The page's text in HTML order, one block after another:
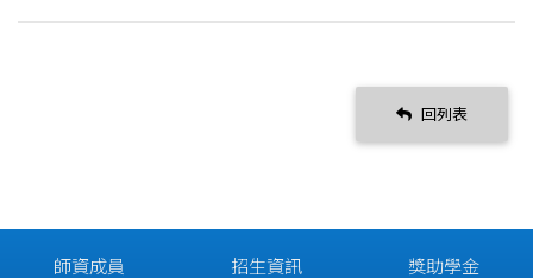
回列表
師資成員 招生資訊 獎助學金